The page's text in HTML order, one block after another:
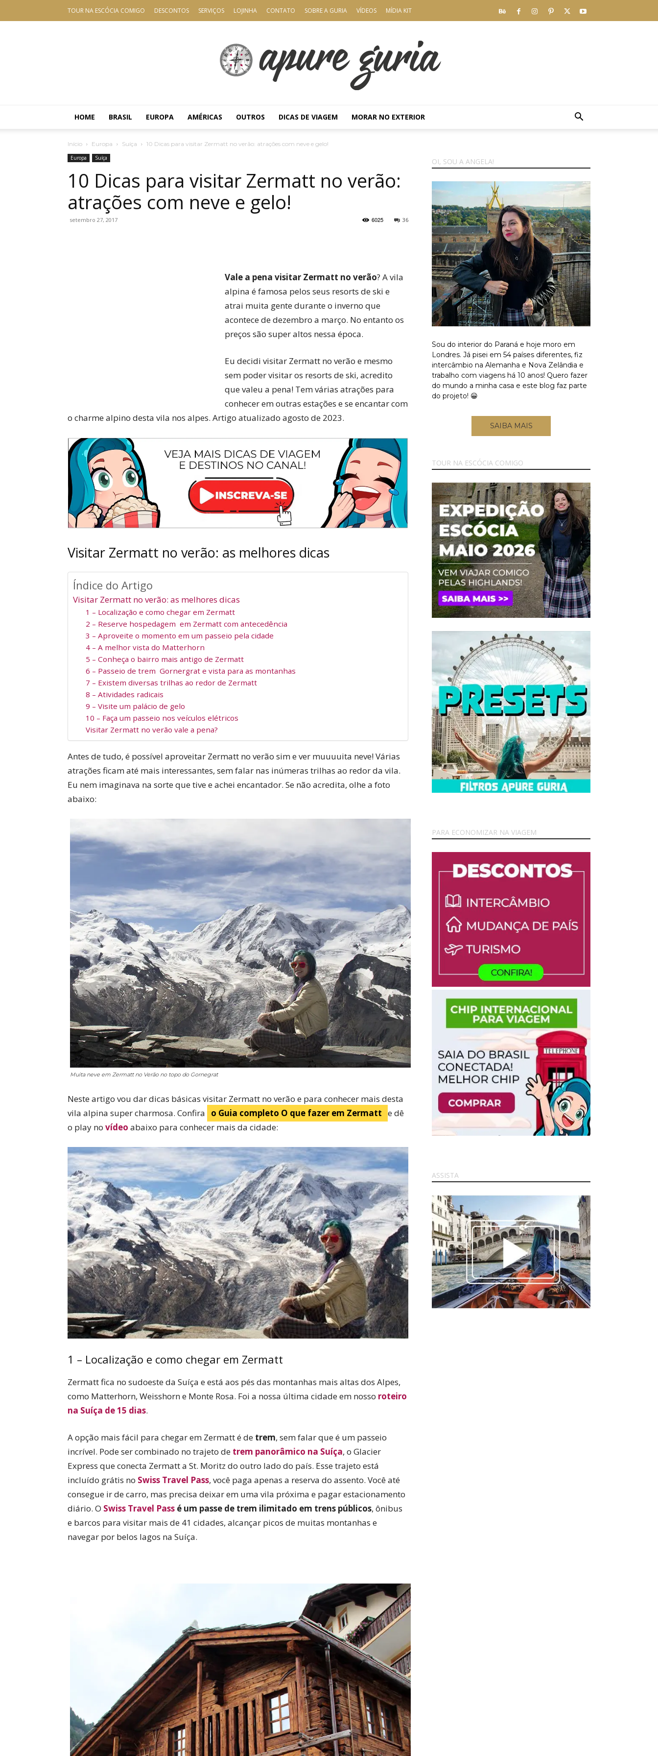
TOUR NA ESCÓCIA COMIGO DESCONTOS SERVIÇOS LOJINHA CONTATO SOBRE A GURIA VÍDEOS MÍDIA KIT
HOME BRASIL EUROPA AMÉRICAS OUTROS DICAS DE VIAGEM MORAR NO EXTERIOR
Início Europa Suíça 10 Dicas para visitar Zermatt no verão: atrações com neve e gelo!
Europa Suíça
10 Dicas para visitar Zermatt no verão:
atrações com neve e gelo!
setembro 27, 2017 36
6025
Vale a pena visitar Zermatt no verão? A vila
alpina é famosa pelos seus resorts de ski e
atrai muita gente durante o inverno que
acontece de dezembro a março. No entanto os
preços são super altos nessa época.
Eu decidi visitar Zermatt no verão e mesmo
sem poder visitar os resorts de ski, acredito
que valeu a pena! Tem várias atrações para
conhecer em outras estações e se encantar com
o charme alpino desta vila nos alpes. Artigo atualizado agosto de 2023.
Visitar Zermatt no verão: as melhores dicas
Índice do Artigo
Visitar Zermatt no verão: as melhores dicas
1 – Localização e como chegar em Zermatt
2 – Reserve hospedagem em Zermatt com antecedência
3 – Aproveite o momento em um passeio pela cidade
4 – A melhor vista do Matterhorn
5 – Conheça o bairro mais antigo de Zermatt
6 – Passeio de trem Gornergrat e vista para as montanhas
7 – Existem diversas trilhas ao redor de Zermatt
8 – Atividades radicais
9 – Visite um palácio de gelo
10 – Faça um passeio nos veículos elétricos
Visitar Zermatt no verão vale a pena?
Antes de tudo, é possível aproveitar Zermatt no verão sim e ver muuuuita neve! Várias
atrações ficam até mais interessantes, sem falar nas inúmeras trilhas ao redor da vila.
Eu nem imaginava na sorte que tive e achei encantador. Se não acredita, olhe a foto
abaixo:
Muita neve em Zermatt no Verão no topo do Gornegrat
Neste artigo vou dar dicas básicas visitar Zermatt no verão e para conhecer mais desta
vila alpina super charmosa. Confira
o Guia completo O que fazer em Zermatt e dê
o play no vídeo abaixo para conhecer mais da cidade:
1 – Localização e como chegar em Zermatt
Zermatt fica no sudoeste da Suíça e está aos pés das montanhas mais altas dos Alpes,
como Matterhorn, Weisshorn e Monte Rosa. Foi a nossa última cidade em nosso roteiro
na Suíça de 15 dias.
A opção mais fácil para chegar em Zermatt é de trem, sem falar que é um passeio
incrível. Pode ser combinado no trajeto de trem panorâmico na Suíça, o Glacier
Express que conecta Zermatt a St. Moritz do outro lado do país. Esse trajeto está
incluído grátis no Swiss Travel Pass, você paga apenas a reserva do assento. Você até
consegue ir de carro, mas precisa deixar em uma vila próxima e pagar estacionamento
diário. O Swiss Travel Pass é um passe de trem ilimitado em trens públicos, ônibus
e barcos para visitar mais de 41 cidades, alcançar picos de muitas montanhas e
navegar por belos lagos na Suíça.
OI, SOU A ANGELA!
Sou do interior do Paraná e hoje moro em
Londres. Já pisei em 54 países diferentes, fiz
intercâmbio na Alemanha e Nova Zelândia e
trabalho com viagens há 10 anos! Quero fazer
do mundo a minha casa e este blog faz parte
do projeto! 😀
SAIBA MAIS
TOUR NA ESCÓCIA COMIGO
PARA ECONOMIZAR NA VIAGEM
ASSISTA